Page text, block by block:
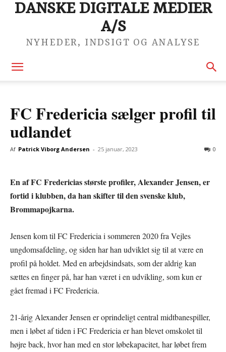
DANSKE DIGITALE MEDIER
A/S
NYHEDER, INDSIGT OG ANALYSE
FC Fredericia sælger profil til
udlandet
Af Patrick Viborg Andersen - 25 januar, 2023 0
En af FC Fredericias største profiler, Alexander Jensen, er
fortid i klubben, da han skifter til den svenske klub,
Brommapojkarna.
Jensen kom til FC Fredericia i sommeren 2020 fra Vejles
ungdomsafdeling, og siden har han udviklet sig til at være en
profil på holdet. Med en arbejdsindsats, som der aldrig kan
sættes en finger på, har han været i en udvikling, som kun er
gået fremad i FC Fredericia.
21-årig Alexander Jensen er oprindeligt central midtbanespiller,
men i løbet af tiden i FC Fredericia er han blevet omskolet til
højre back, hvor han med en stor løbekapacitet, har løbet frem